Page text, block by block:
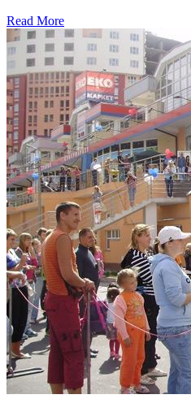
Read More